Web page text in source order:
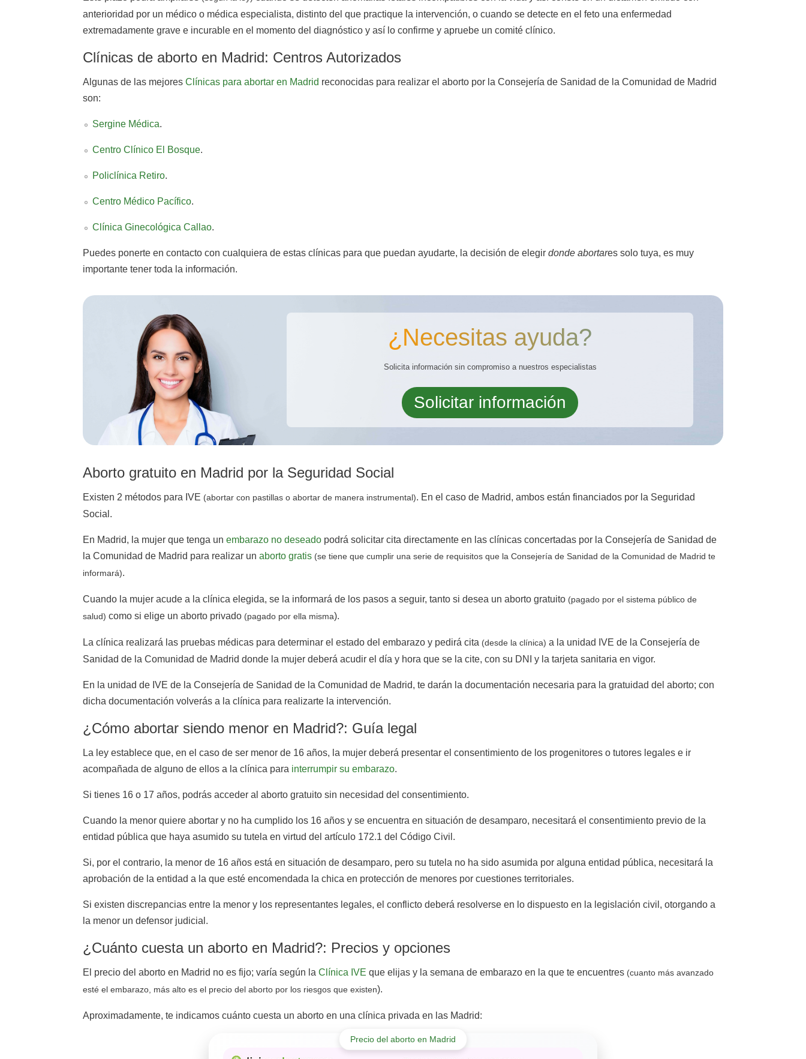
anterioridad por un médico o médica especialista, distinto del que practique la intervención, o cuando se detecte en el feto una enfermedad
extremadamente grave e incurable en el momento del diagnóstico y así lo confirme y apruebe un comité clínico.
Clínicas de aborto en Madrid: Centros Autorizados
Algunas de las mejores Clínicas para abortar en Madrid reconocidas para realizar el aborto por la Consejería de Sanidad de la Comunidad de Madrid
son:
Sergine Médica.
Centro Clínico El Bosque.
Policlínica Retiro.
Centro Médico Pacífico.
Clínica Ginecológica Callao.
Puedes ponerte en contacto con cualquiera de estas clínicas para que puedan ayudarte, la decisión de elegir donde abortares solo tuya, es muy
importante tener toda la información.
¿Necesitas ayuda?
Solicita información sin compromiso a nuestros especialistas
Solicitar información
Aborto gratuito en Madrid por la Seguridad Social
Existen 2 métodos para IVE (abortar con pastillas o abortar de manera instrumental). En el caso de Madrid, ambos están financiados por la Seguridad
Social.
En Madrid, la mujer que tenga un embarazo no deseado podrá solicitar cita directamente en las clínicas concertadas por la Consejería de Sanidad de
la Comunidad de Madrid para realizar un aborto gratis (se tiene que cumplir una serie de requisitos que la Consejería de Sanidad de la Comunidad de Madrid te
informará).
Cuando la mujer acude a la clínica elegida, se la informará de los pasos a seguir, tanto si desea un aborto gratuito (pagado por el sistema público de
salud) como si elige un aborto privado (pagado por ella misma).
La clínica realizará las pruebas médicas para determinar el estado del embarazo y pedirá cita (desde la clínica) a la unidad IVE de la Consejería de
Sanidad de la Comunidad de Madrid donde la mujer deberá acudir el día y hora que se la cite, con su DNI y la tarjeta sanitaria en vigor.
En la unidad de IVE de la Consejería de Sanidad de la Comunidad de Madrid, te darán la documentación necesaria para la gratuidad del aborto; con
dicha documentación volverás a la clínica para realizarte la intervención.
¿Cómo abortar siendo menor en Madrid?: Guía legal
La ley establece que, en el caso de ser menor de 16 años, la mujer deberá presentar el consentimiento de los progenitores o tutores legales e ir
acompañada de alguno de ellos a la clínica para interrumpir su embarazo.
Si tienes 16 o 17 años, podrás acceder al aborto gratuito sin necesidad del consentimiento.
Cuando la menor quiere abortar y no ha cumplido los 16 años y se encuentra en situación de desamparo, necesitará el consentimiento previo de la
entidad pública que haya asumido su tutela en virtud del artículo 172.1 del Código Civil.
Si, por el contrario, la menor de 16 años está en situación de desamparo, pero su tutela no ha sido asumida por alguna entidad pública, necesitará la
aprobación de la entidad a la que esté encomendada la chica en protección de menores por cuestiones territoriales.
Si existen discrepancias entre la menor y los representantes legales, el conflicto deberá resolverse en lo dispuesto en la legislación civil, otorgando a
la menor un defensor judicial.
¿Cuánto cuesta un aborto en Madrid?: Precios y opciones
El precio del aborto en Madrid no es fijo; varía según la Clínica IVE que elijas y la semana de embarazo en la que te encuentres (cuanto más avanzado
esté el embarazo, más alto es el precio del aborto por los riesgos que existen).
Aproximadamente, te indicamos cuánto cuesta un aborto en una clínica privada en las Madrid:
Precio del aborto en Madrid